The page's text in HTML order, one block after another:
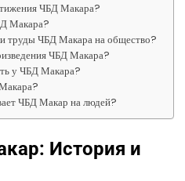
ЧБД Макара?
Макара?
труды ЧБД Макара на общество?
ЧБД Макара?
у ЧБД Макара?
ЧБД Макар на людей?
История и